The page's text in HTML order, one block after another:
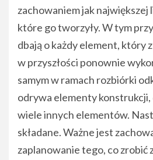
zachowaniem jak największej
które go tworzyły. W tym
dbają o każdy element, który
w przyszłości ponownie
samym w ramach rozbiórki
odrywa elementy konstrukcji,
wiele innych elementów.
składane. Ważne jest
zaplanowanie tego, co zrobić